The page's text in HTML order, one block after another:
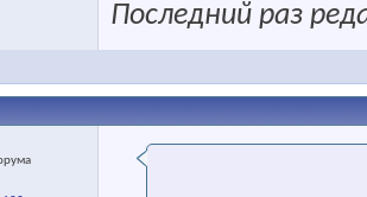
Последний раз